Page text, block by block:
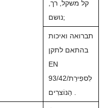
קל משקל, רך,
נושם;
תברואה ואיכות
בהתאם לתקן
EN
93/42/לִספִירַת